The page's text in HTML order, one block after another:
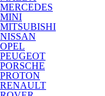
MERCEDES
MINI
MITSUBISHI
NISSAN
OPEL
PEUGEOT
PORSCHE
PROTON
RENAULT